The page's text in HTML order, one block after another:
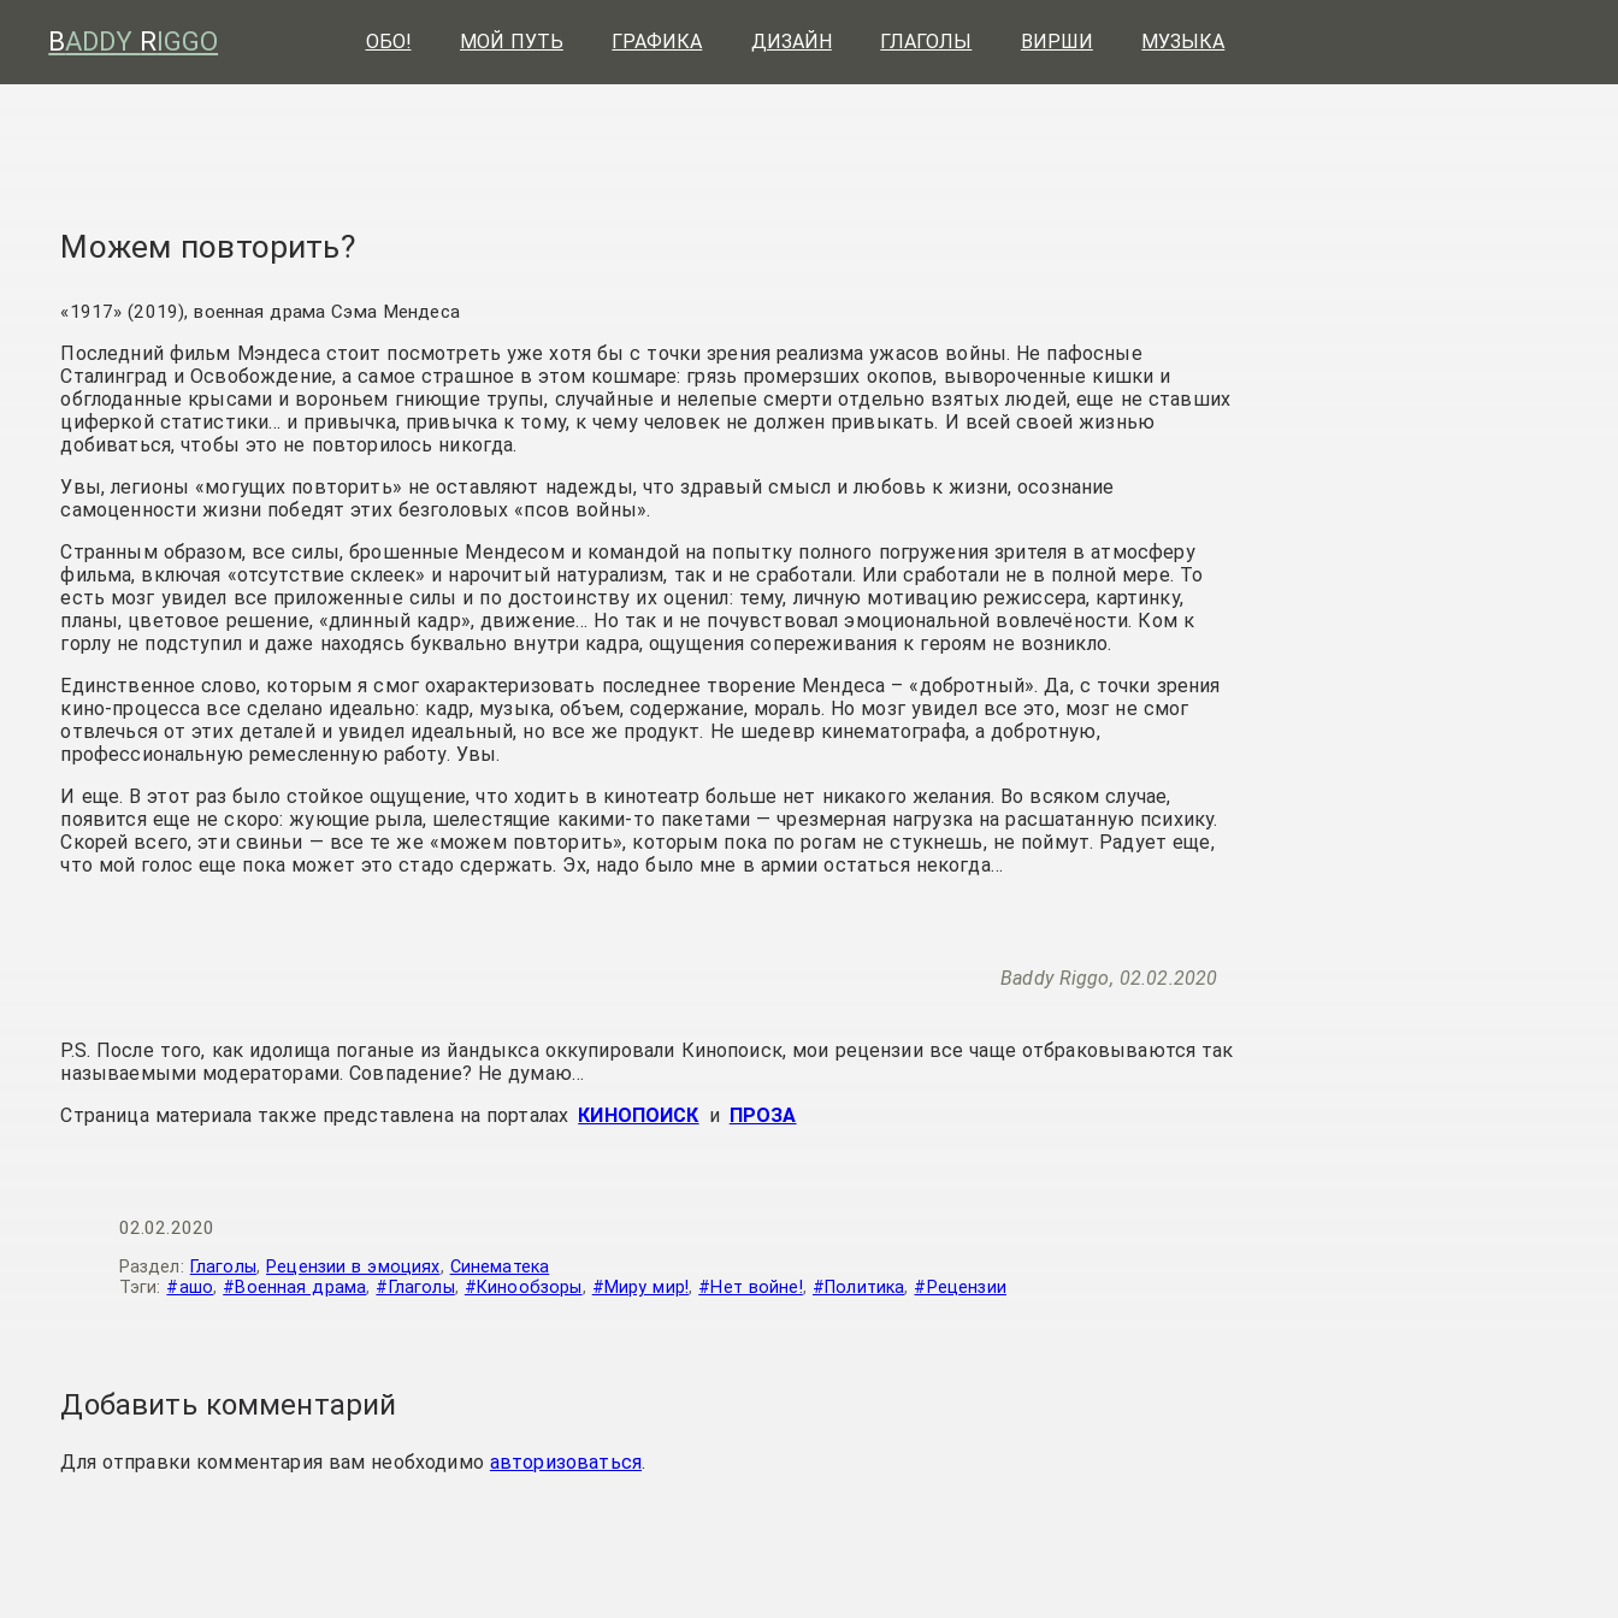
BADDY RIGGO ОБО! МОЙ ПУТЬ ГРАФИКА ДИЗАЙН ГЛАГОЛЫ ВИРШИ МУЗЫКА
Можем повторить?
«1917» (2019), военная драма Сэма Мендеса
Последний фильм Мэндеса стоит посмотреть уже хотя бы с точки зрения реализма ужасов войны. Не пафосные
Сталинград и Освобождение, а самое страшное в этом кошмаре: грязь промерзших окопов, вывороченные кишки и
обглоданные крысами и вороньем гниющие трупы, случайные и нелепые смерти отдельно взятых людей, еще не ставших
циферкой статистики… и привычка, привычка к тому, к чему человек не должен привыкать. И всей своей жизнью
добиваться, чтобы это не повторилось никогда.
Увы, легионы «могущих повторить» не оставляют надежды, что здравый смысл и любовь к жизни, осознание
самоценности жизни победят этих безголовых «псов войны».
Странным образом, все силы, брошенные Мендесом и командой на попытку полного погружения зрителя в атмосферу
фильма, включая «отсутствие склеек» и нарочитый натурализм, так и не сработали. Или сработали не в полной мере. То
есть мозг увидел все приложенные силы и по достоинству их оценил: тему, личную мотивацию режиссера, картинку,
планы, цветовое решение, «длинный кадр», движение… Но так и не почувствовал эмоциональной вовлечёности. Ком к
горлу не подступил и даже находясь буквально внутри кадра, ощущения сопереживания к героям не возникло.
Единственное слово, которым я смог охарактеризовать последнее творение Мендеса – «добротный». Да, с точки зрения
кино-процесса все сделано идеально: кадр, музыка, объем, содержание, мораль. Но мозг увидел все это, мозг не смог
отвлечься от этих деталей и увидел идеальный, но все же продукт. Не шедевр кинематографа, а добротную,
профессиональную ремесленную работу. Увы.
И еще. В этот раз было стойкое ощущение, что ходить в кинотеатр больше нет никакого желания. Во всяком случае,
появится еще не скоро: жующие рыла, шелестящие какими-то пакетами — чрезмерная нагрузка на расшатанную психику.
Скорей всего, эти свиньи — все те же «можем повторить», которым пока по рогам не стукнешь, не поймут. Радует еще,
что мой голос еще пока может это стадо сдержать. Эх, надо было мне в армии остаться некогда…
Baddy Riggo, 02.02.2020
P.S. После того, как идолища поганые из йандыкса оккупировали Кинопоиск, мои рецензии все чаще отбраковываются так
называемыми модераторами. Совпадение? Не думаю…
Страница материала также представлена на порталах КИНОПОИСК и ПРОЗА
02.02.2020
Раздел: Глаголы, Рецензии в эмоциях, Синематека
Тэги: #ашо, #Военная драма, #Глаголы, #Кинообзоры, #Миру мир!, #Нет войне!, #Политика, #Рецензии
Добавить комментарий
Для отправки комментария вам необходимо авторизоваться.